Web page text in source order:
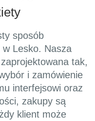
sposób
Lesko. Nasza
tak,
i zamówienie
interfejsowi oraz
zakupy są
klient może